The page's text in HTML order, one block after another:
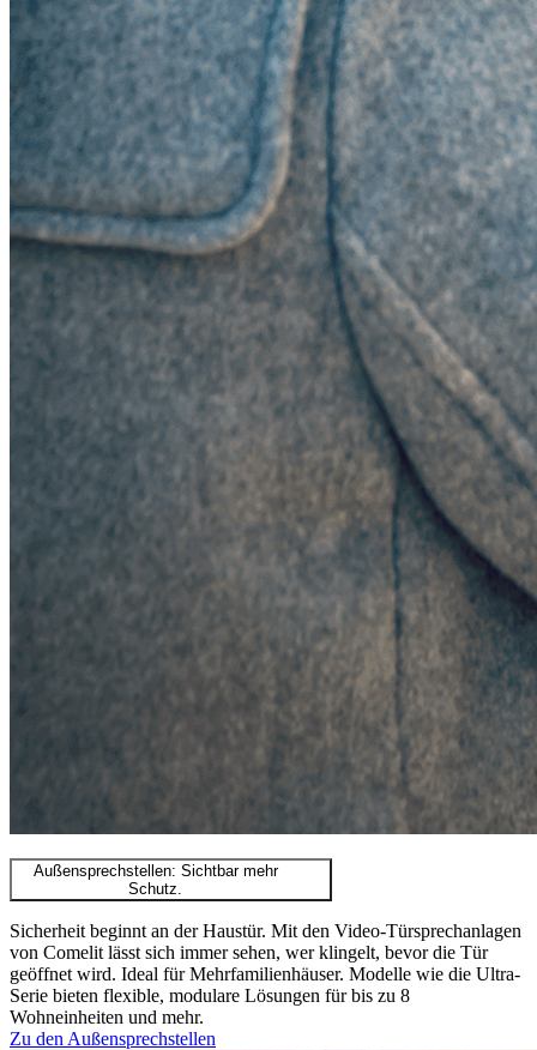
Außensprechstellen: Sichtbar mehr
Schutz.
Sicherheit beginnt an der Haustür. Mit den Video-Türsprechanlagen
von Comelit lässt sich immer sehen, wer klingelt, bevor die Tür
geöffnet wird. Ideal für Mehrfamilienhäuser. Modelle wie die Ultra-
Serie bieten flexible, modulare Lösungen für bis zu 8
Wohneinheiten und mehr.
Zu den Außensprechstellen